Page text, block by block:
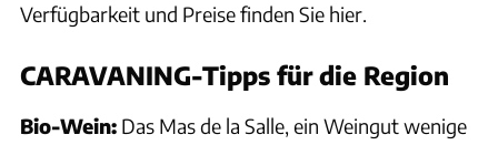
Verfügbarkeit und Preise finden Sie hier.
CARAVANING-Tipps für die Region
Bio-Wein: Das Mas de la Salle, ein Weingut wenige